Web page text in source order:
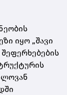
იყო „შავი